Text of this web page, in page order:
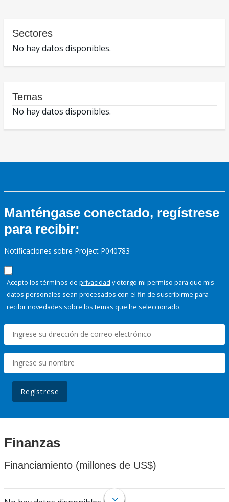
Sectores
No hay datos disponibles.
Temas
No hay datos disponibles.
Manténgase conectado, regístrese
para recibir:
Notificaciones sobre Project P040783
Acepto los términos de privacidad y otorgo mi permiso para que mis
datos personales sean procesados con el fin de suscribirme para
recibir novedades sobre los temas que he seleccionado.
Regístrese
Finanzas
Financiamiento (millones de US$)